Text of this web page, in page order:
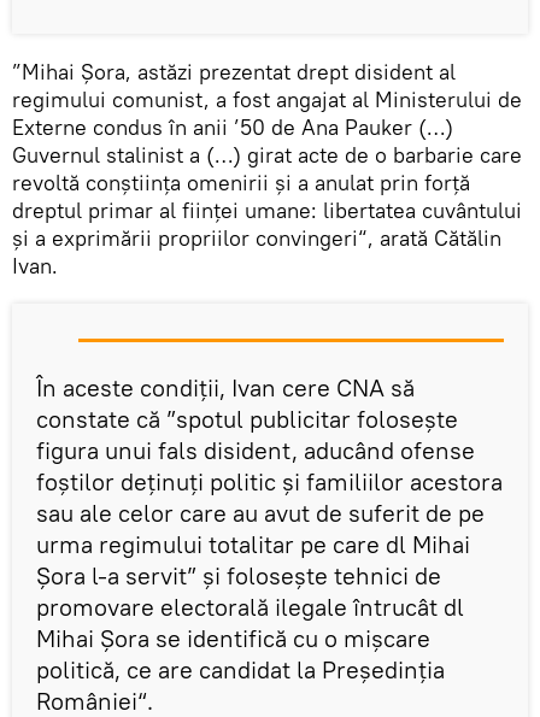
”Mihai Șora, astăzi prezentat drept disident al
regimului comunist, a fost angajat al Ministerului de
Externe condus în anii ’50 de Ana Pauker (…)
Guvernul stalinist a (…) girat acte de o barbarie care
revoltă conștiința omenirii și a anulat prin forță
dreptul primar al ființei umane: libertatea cuvântului
și a exprimării propriilor convingeri“, arată Cătălin
Ivan.
În aceste condiții, Ivan cere CNA să
constate că ”spotul publicitar folosește
figura unui fals disident, aducând ofense
foștilor deținuți politic și familiilor acestora
sau ale celor care au avut de suferit de pe
urma regimului totalitar pe care dl Mihai
Șora l-a servit” și folosește tehnici de
promovare electorală ilegale întrucât dl
Mihai Șora se identifică cu o mișcare
politică, ce are candidat la Președinția
României“.